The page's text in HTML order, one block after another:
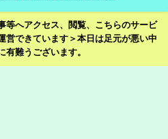
等へアクセス、閲覧、こちらのサービ
営できています＞本日は足元が悪い中
有難うございます。